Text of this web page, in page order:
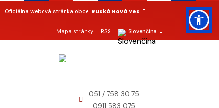
Oficiálna webová stránka obce Ruská Nová Ves
Mapa stránky RSS Slovenčina
051 / 758 30 75
0911 583 075